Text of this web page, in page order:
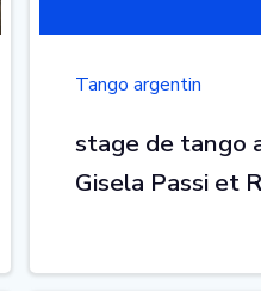
Tango argentin
stage de tango
Gisela Passi et